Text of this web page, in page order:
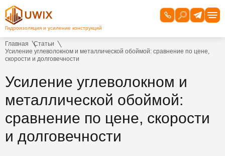
Главная
Статьи
Усиление углеволокном и металлической обоймой: сравнение по цене,
скорости и долговечности
Усиление углеволокном и
металлической обоймой:
сравнение по цене, скорости
и долговечности